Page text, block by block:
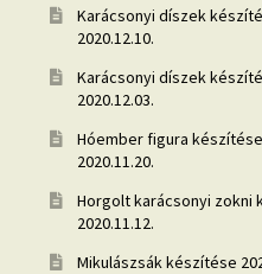
Karácsonyi díszek
2020.12.10.
Karácsonyi díszek
2020.12.03.
Hóember figura
2020.11.20.
Horgolt karácsonyi
2020.11.12.
Mikulászsák készítése